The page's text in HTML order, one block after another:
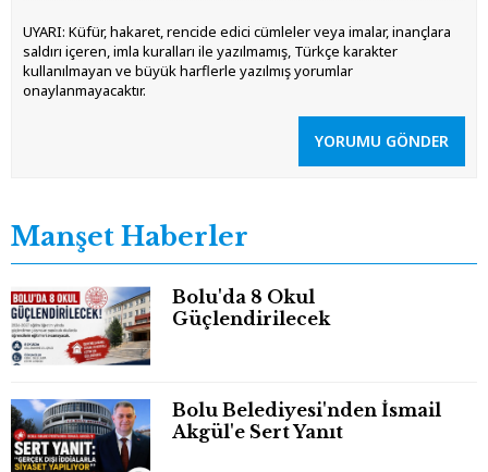
UYARI: Küfür, hakaret, rencide edici cümleler veya imalar, inançlara
saldırı içeren, imla kuralları ile yazılmamış, Türkçe karakter
kullanılmayan ve büyük harflerle yazılmış yorumlar
onaylanmayacaktır.
YORUMU GÖNDER
Manşet Haberler
Bolu'da 8 Okul
Güçlendirilecek
Bolu Belediyesi'nden İsmail
Akgül'e Sert Yanıt